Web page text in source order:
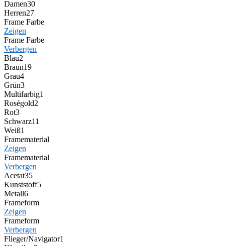
Damen30
Herren27
Frame Farbe
Zeigen
Frame Farbe
Verbergen
Blau2
Braun19
Grau4
Grün3
Multifarbig1
Roségold2
Rot3
Schwarz11
Weiß1
Framematerial
Zeigen
Framematerial
Verbergen
Acetat35
Kunststoff5
Metall6
Frameform
Zeigen
Frameform
Verbergen
Flieger/Navigator1